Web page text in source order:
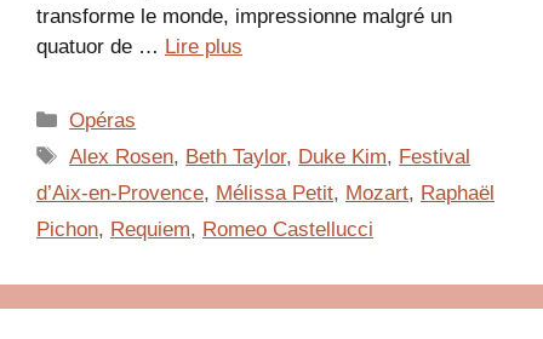
transforme le monde, impressionne malgré un
quatuor de … Lire plus
Catégories
Opéras
Étiquettes
Alex Rosen, Beth Taylor, Duke Kim, Festival
d’Aix-en-Provence, Mélissa Petit, Mozart, Raphaël
Pichon, Requiem, Romeo Castellucci